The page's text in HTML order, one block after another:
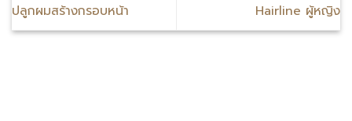
ปลูกผมสร้างกรอบหน้า Hairline ผู้หญิง